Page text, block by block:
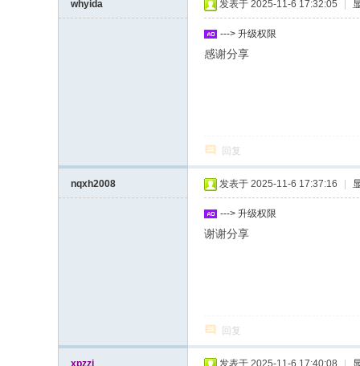
坛
whyida 发表于 2025-11-6 17:32:05
---> 升级权限
感谢分享
回复
nqxh2008 发表于 2025-11-6 17:37:16
---> 升级权限
谢谢分享
回复
xpzzj 发表于 2025-11-6 17:40:08